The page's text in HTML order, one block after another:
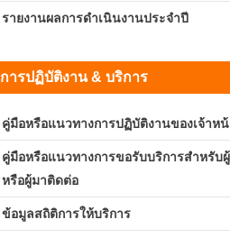
รายงานผลการดำเนินงานประจำปี
การปฏิบัติงาน & บริการ
คู่มือหรือแนวทางการปฏิบัติงานของเจ้าห
คู่มือหรือแนวทางการขอรับบริการสำหรับ
หรือผู้มาติดต่อ
ข้อมูลสถิติการให้บริการ